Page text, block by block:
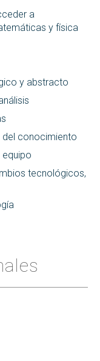
a
y física
y abstracto
conocimiento
equipo
tecnológicos,